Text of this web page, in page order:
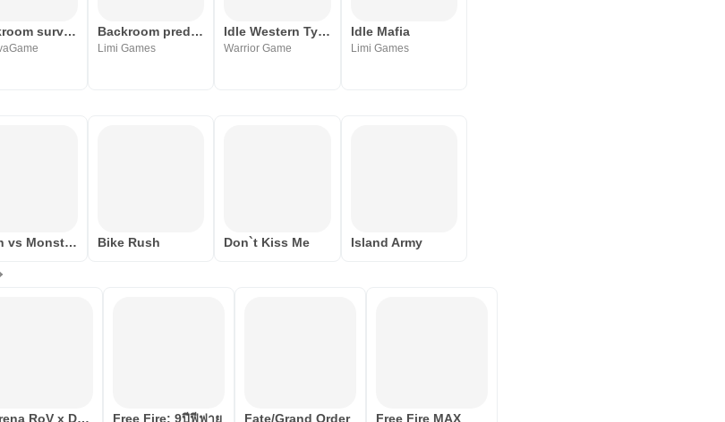
Backroom survival Backroom predator
Limi Games
Idle Western Tycoon - Clicker
Warrior Game
Idle Mafia
Limi Games
Mech vs Monsters Bike Rush Don`t Kiss Me Island Army
Garena RoV x DAN DA DAN Free Fire: 9ปีฟีฟาย Fate/Grand Order Free Fire MAX